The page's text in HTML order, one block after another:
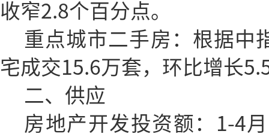
收窄2.8个百分点。
重点城市二手房：根据中
宅成交15.6万套，环比增长
二、供应
房地产开发投资额：1-4